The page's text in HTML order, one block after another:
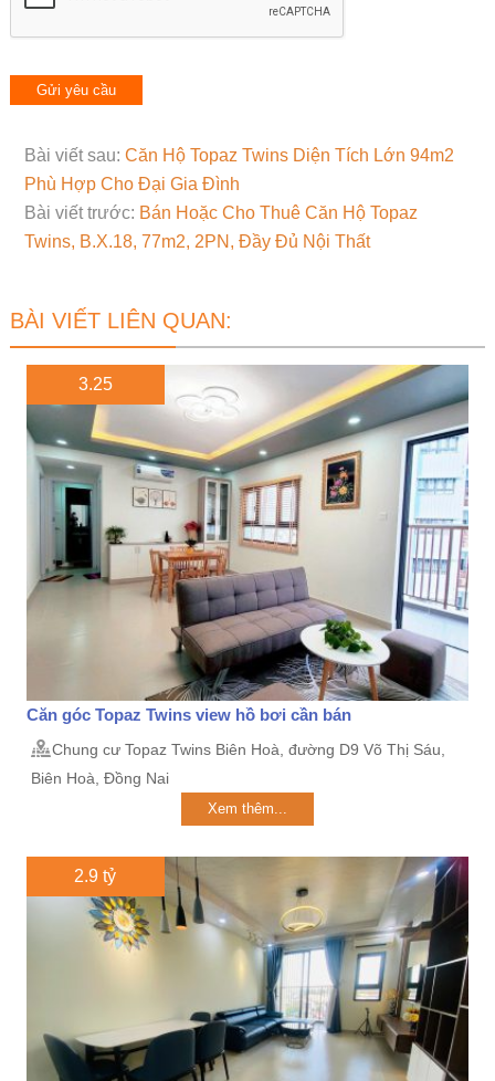
Bài viết sau: Căn Hộ Topaz Twins Diện Tích Lớn 94m2
Phù Hợp Cho Đại Gia Đình
Bài viết trước: Bán Hoặc Cho Thuê Căn Hộ Topaz
Twins, B.X.18, 77m2, 2PN, Đầy Đủ Nội Thất
BÀI VIẾT LIÊN QUAN:
3.25
Căn góc Topaz Twins view hồ bơi cần bán
Chung cư Topaz Twins Biên Hoà, đường D9 Võ Thị Sáu,
Biên Hoà, Đồng Nai
Xem thêm...
2.9 tỷ